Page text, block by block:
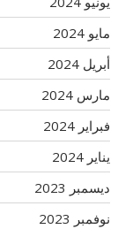
مايو 2024
أبريل 2024
مارس 2024
فبراير 2024
يناير 2024
ديسمبر 2023
نوفمبر 2023